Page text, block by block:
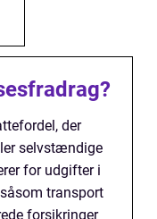
der
selvstændige
for udgifter i
transport
forsikringer